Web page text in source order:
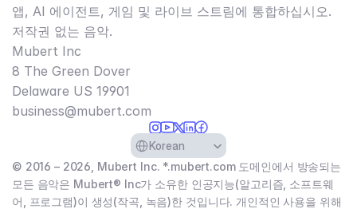
앱, AI 에이전트, 게임 및 라이브 스트림에 통합하십시오.
저작권 없는 음악.
Mubert Inc
8 The Green Dover
Delaware US 19901​
business@mubert.com
Select Language
Korean
© 2016 – 2026, Mubert Inc. *.mubert.com 도메인에서 방송되는
모든 음악은 Mubert® Inc가 소유한 인공지능(알고리즘, 소프트웨
어, 프로그램)이 생성(작곡, 녹음)한 것입니다. 개인적인 사용을 위해